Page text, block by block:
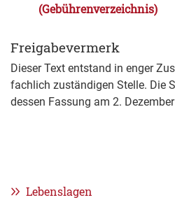
(Gebührenverzeichnis)
Freigabevermerk
Dieser Text entstand in enger
fachlich zuständigen Stelle. Die
dessen Fassung am 2.
Lebenslagen